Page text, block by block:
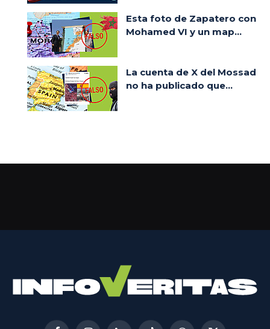
Esta foto de Zapatero con
Mohamed VI y un map...
La cuenta de X del Mossad
no ha publicado que...